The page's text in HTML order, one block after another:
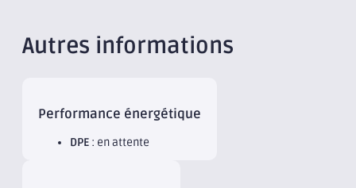
Autres informations
Performance énergétique
DPE : en attente